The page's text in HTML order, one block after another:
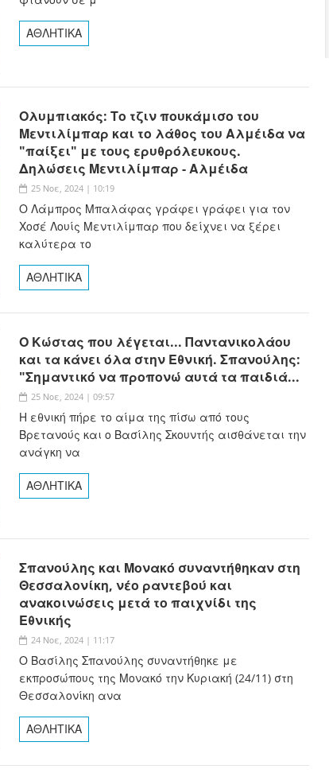
ΑΘΛΗΤΙΚΑ
Ολυμπιακός: Το τζιν πουκάμισο του
Μεντιλίμπαρ και το λάθος του Αλμέιδα να
"παίξει" με τους ερυθρόλευκους.
Δηλώσεις Μεντιλίμπαρ - Αλμέιδα
25 Νοε, 2024 | 10:19
Ο Λάμπρος Μπαλάφας γράφει γράφει για τον
Χοσέ Λουίς Μεντιλίμπαρ που δείχνει να ξέρει
καλύτερα το
ΑΘΛΗΤΙΚΑ
Ο Κώστας που λέγεται... Παντανικολάου
και τα κάνει όλα στην Εθνική. Σπανούλης:
"Σημαντικό να προπονώ αυτά τα παιδιά...
25 Νοε, 2024 | 09:57
Η εθνική πήρε το αίμα της πίσω από τους
Βρετανούς και ο Βασίλης Σκουντής αισθάνεται την
ανάγκη να
ΑΘΛΗΤΙΚΑ
Σπανούλης και Μονακό συναντήθηκαν στη
Θεσσαλονίκη, νέο ραντεβού και
ανακοινώσεις μετά το παιχνίδι της
Εθνικής
24 Νοε, 2024 | 11:17
Ο Βασίλης Σπανούλης συναντήθηκε με
εκπροσώπους της Μονακό την Κυριακή (24/11) στη
Θεσσαλονίκη ανα
ΑΘΛΗΤΙΚΑ